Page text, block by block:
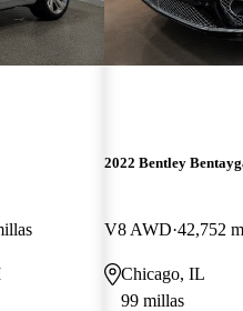
2022 Bentley
V8 AWD 42,752
Chicago, IL
99 millas